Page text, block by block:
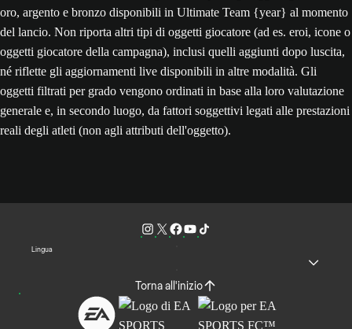
oro, argento e bronzo disponibili in Ultimate Team {year} al momento
del lancio. Non riporta altri tipi di oggetti giocatore (ad es. eroi, icone o
oggetti giocatore della campagna), inclusi quelli aggiunti dopo luscita,
né riflette gli aggiornamenti live disponibili in altre modalità. Gli
oggetti filtrati per grado vengono ordinati in base alla loro valutazione
generale e, in secondo luogo, da fattori soggettivi legati alle prestazioni
reali degli atleti (non agli attributi dell'oggetto).
Lingua
Torna all'inizio